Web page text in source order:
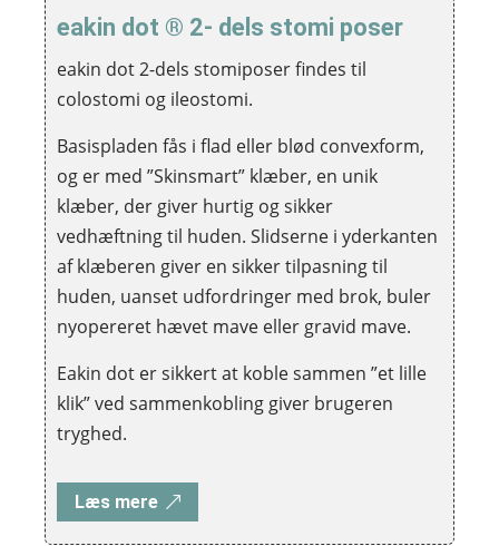
eakin dot ® 2- dels stomi poser
eakin dot 2-dels stomiposer findes til
colostomi og ileostomi.
Basispladen fås i flad eller blød convexform,
og er med ”Skinsmart” klæber, en unik
klæber, der giver hurtig og sikker
vedhæftning til huden. Slidserne i yderkanten
af klæberen giver en sikker tilpasning til
huden, uanset udfordringer med brok, buler
nyopereret hævet mave eller gravid mave.
Eakin dot er sikkert at koble sammen ”et lille
klik” ved sammenkobling giver brugeren
tryghed.
Læs mere